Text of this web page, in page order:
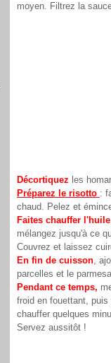
moyen. Filtrez la
Décortiquez les
Préparez le risotto :
chaud. Pelez et
Faites chauffer l'huile
mélangez jusqu'à ce
Couvrez et laissez
En fin de cuisson,
parcelles et le
Pendant ce temps,
froid en fouettant,
chauffer quelques
Servez aussitôt !